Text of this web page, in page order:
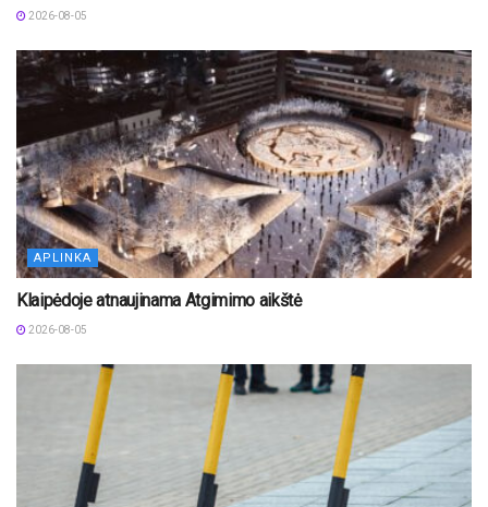
2026-08-05
APLINKA
Klaipėdoje atnaujinama Atgimimo aikštė
2026-08-05